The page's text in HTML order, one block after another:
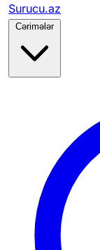
Surucu.az
Cərimələr